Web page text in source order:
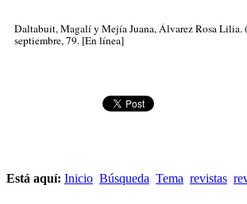
Daltabuit, Magalíy Mejía Juana, Álvarez Rosa Lilia.
septiembre, 79. [En línea]
Está aquí: Inicio Búsqueda Tema revistas